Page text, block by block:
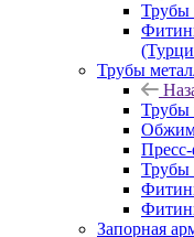
Трубы
Трубы
Трубы
Запорная